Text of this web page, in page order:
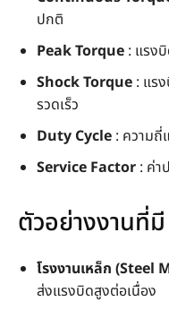
ปกติ
Peak Torque : แรง
Shock Torque : แร
รวดเร็ว
Duty Cycle : ความถี่
Service Factor : ค่า
ตัวอย่างงานที่
โรงงานเหล็ก (Steel
ส่งแรงบิดสูงต่อเนื่อง